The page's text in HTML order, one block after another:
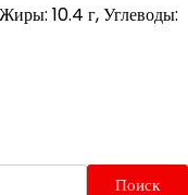
10.4 г, Углеводы:
Поиск